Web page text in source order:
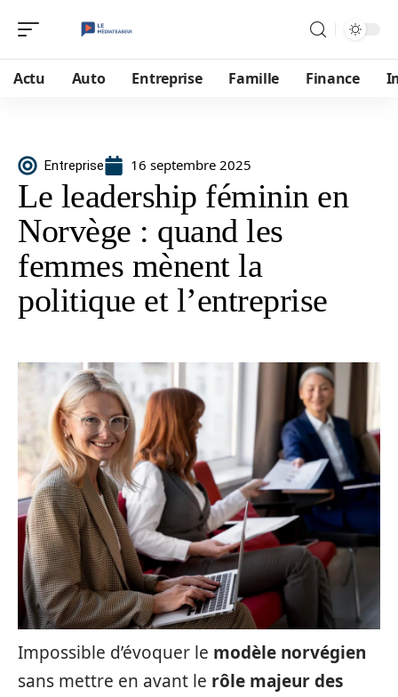
Actu Auto Entreprise Famille Finance
Entreprise 16 septembre 2025
Le leadership féminin en
Norvège : quand les
femmes mènent la
politique et l’entreprise
Impossible d’évoquer le modèle norvégien
sans mettre en avant le rôle majeur des